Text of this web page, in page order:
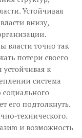
Устойчивая
внизу,
власти точно так
потери своего
устойчивая к
система
социального
его подтолкнуть.
технического.
и возможность